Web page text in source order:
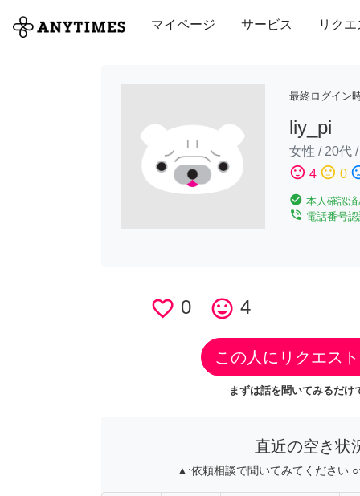
マイページ サービス リクエ
全て 修理・組立 家事 引っ越し
最終ログイン
liy_pi
女性 / 20代 /
sentiment_satisfied 4 sentiment_neutral 0
check_circle 本人確認
phone_in_talk 電話番号
favorite_border 0 tag_faces 4
この人にリクエス
まずは話を聞いてみるだけ
直近の空き状
▲:依頼相談で聞いてみてください ○: